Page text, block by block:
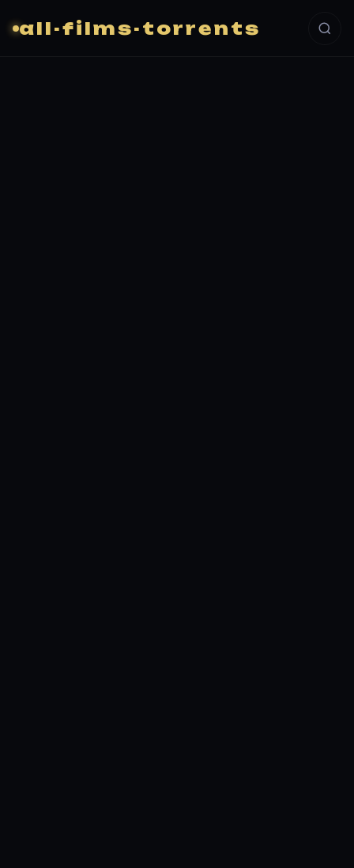
all-films-torrents